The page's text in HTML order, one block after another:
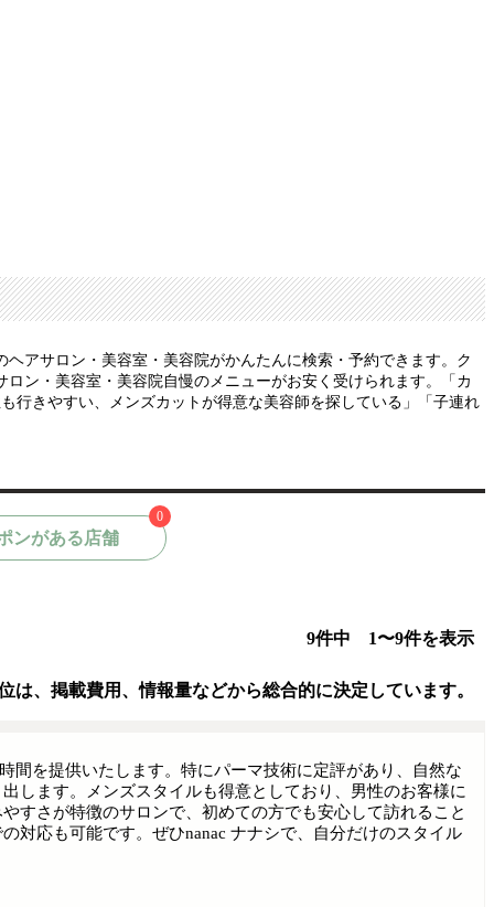
アサロン・美容室・美容院がかんたんに検索・予約できます。ク
ン・美容室・美容院自慢のメニューがお安く受けられます。「カ
行きやすい、メンズカットが得意な美容師を探している」「子連れ
ンがある店舗
0
9件中 1〜9件を表示
は、掲載費用、情報量などから総合的に決定しています。
間を提供いたします。特にパーマ技術に定評があり、自然な
します。メンズスタイルも得意としており、男性のお客様に
すさが特徴のサロンで、初めての方でも安心して訪れること
対応も可能です。ぜひnanac ナナシで、自分だけのスタイル